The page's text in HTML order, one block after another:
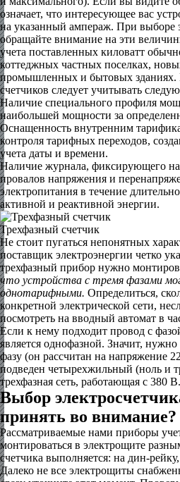
означает, что интересующее вас
на указанный ампераж. При выборе
обращайте внимание на эти
учета поставленных киловатт
коттеджных частных поселках,
промышленных и бытовых
счетчиков следует учитывать
Наличие специального профиля
наибольшей мощности за
Оснащенность внутренним
контроля тарифных переходов,
учета даты и времени.
Наличие журнала, фиксирующего
провалов напряжения и
электропитания в течение
активной и реактивной энергии.
Трехфазный счетчик
Не стоит пугаться непонятных
поставщик электроэнергии четко
трехфазный прибор нужно
что устройства с тремя фазами
однотарифными. Определиться,
конкретной электрической сети,
посмотреть на вводный автомат в
Если к нему подходит провод с
является однофазной. Значит,
фазу (он рассчитан на напряжение
подведен четырехжильный (ноль и
трехфазная сеть, работающая с 380 В.
Выбор
принять во внимание?
Рассматриваемые нами приборы
монтироваться в электрощите
счетчика выполняется: на дин-
Далеко не все электрощиты